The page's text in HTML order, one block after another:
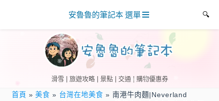
滑雪 | 旅遊攻略 | 景點 | 交通 | 購物優惠券
安魯魯的筆記本 選單
首頁 »美食 » 台灣在地美食 » 南港牛肉麵|Neverland